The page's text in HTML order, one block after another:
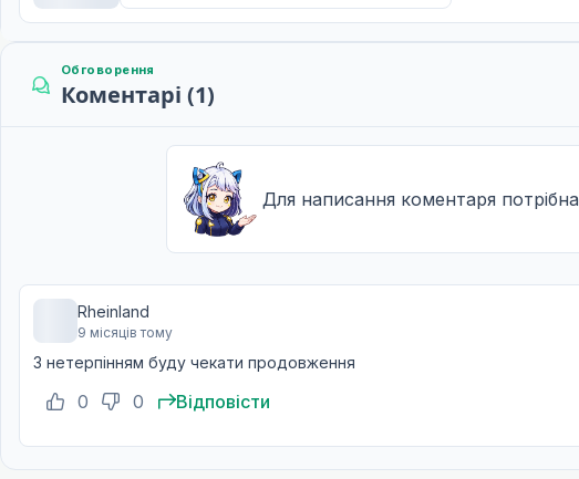
Обговорення
Коментарі (1)
Для написання коментаря потрібна
Rheinland
9 місяців тому
З нетерпінням буду чекати продовження
0 0 Відповісти